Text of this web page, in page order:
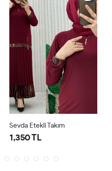
Sevda Etekli Takım
1,350 TL